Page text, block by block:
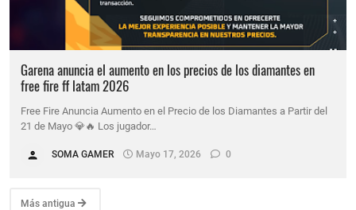
Garena anuncia el aumento en los precios de los diamantes en
free fire ff latam 2026
Free Fire Anuncia Aumento en el Precio de los Diamantes a Partir del
21 de Mayo 💎🔥 Los jugador…
SOMA GAMER Mayo 17, 2026 0
Más antigua